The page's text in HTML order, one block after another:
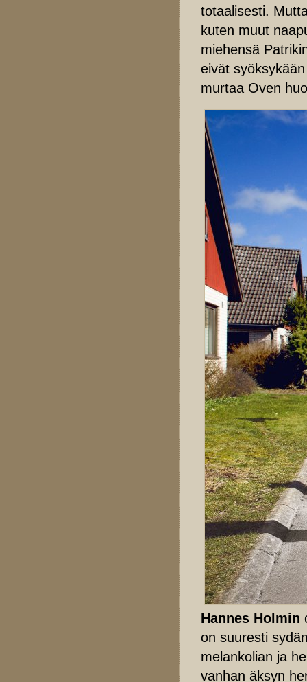
totaalisesti.
kuten muut
miehensä
eivät
murtaa Oven
Hannes Holmin
on suuresti
melankolian ja
vanhan äksyn